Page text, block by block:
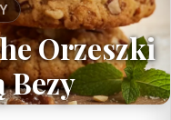
Orzeszki
Bezy